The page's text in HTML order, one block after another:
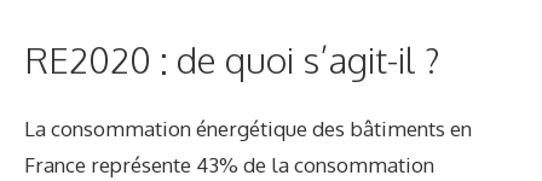
RE2020 : de quoi s’agit-il ?
La consommation énergétique des bâtiments en
France représente 43% de la consommation